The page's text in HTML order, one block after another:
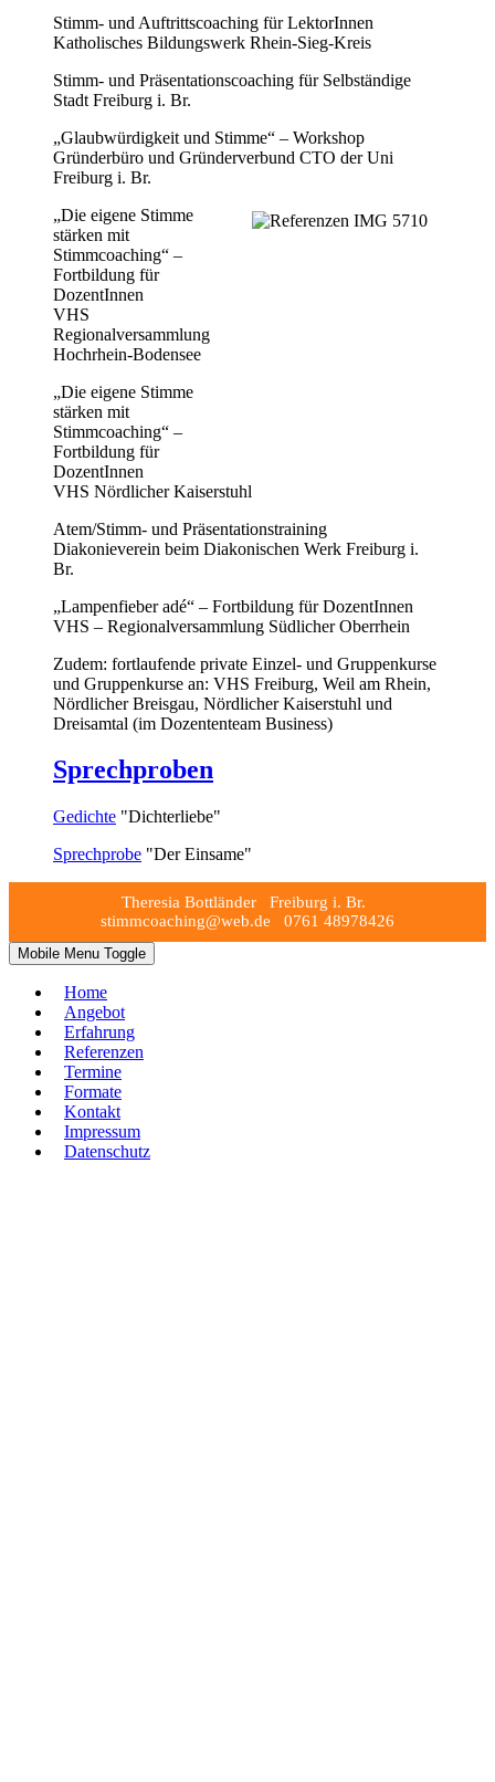
Stimm- und Auftrittscoaching für LektorInnen
Katholisches Bildungswerk Rhein-Sieg-Kreis
Stimm- und Präsentationscoaching für Selbständige
Stadt Freiburg i. Br.
„Glaubwürdigkeit und Stimme“ – Workshop
Gründerbüro und Gründerverbund CTO der Uni
Freiburg i. Br.
„Die eigene Stimme
stärken mit
Stimmcoaching“ –
Fortbildung für
DozentInnen
VHS
Regionalversammlung
Hochrhein-Bodensee
„Die eigene Stimme
stärken mit
Stimmcoaching“ –
Fortbildung für
DozentInnen
VHS Nördlicher Kaiserstuhl
Atem/Stimm- und Präsentationstraining
Diakonieverein beim Diakonischen Werk Freiburg i.
Br.
„Lampenfieber adé“ – Fortbildung für DozentInnen
VHS – Regionalversammlung Südlicher Oberrhein
Zudem: fortlaufende private Einzel- und Gruppenkurse
und Gruppenkurse an: VHS Freiburg, Weil am Rhein,
Nördlicher Breisgau, Nördlicher Kaiserstuhl und
Dreisamtal (im Dozententeam Business)
Sprechproben
Gedichte "Dichterliebe"
Sprechprobe "Der Einsame"
Theresia Bottländer Freiburg i. Br.
stimmcoaching@web.de 0761 48978426
Mobile Menu Toggle
Home
Angebot
Erfahrung
Referenzen
Termine
Formate
Kontakt
Impressum
Datenschutz